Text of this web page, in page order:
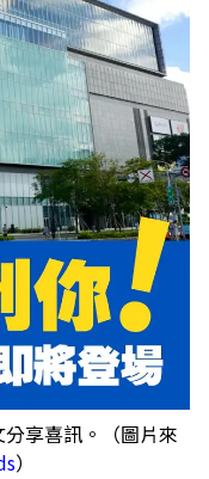
享喜訊。（圖片來
）